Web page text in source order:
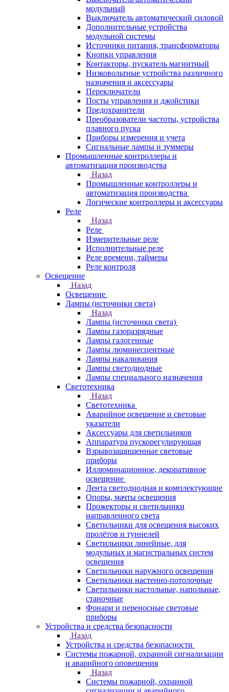
модульный
Выключатель автоматический силовой
Дополнительные устройства
модульной системы
Источники питания, трансформаторы
Кнопки управления
Контакторы, пускатель магнитный
Низковольтные устройства различного
назначения и аксессуары
Переключатели
Посты управления и джойстики
Предохранители
Преобразователи частоты, устройства
плавного пуска
Приборы измерения и учета
Сигнальные лампы и зуммеры
Промышленные контроллеры и
автоматизация производства
Назад
Промышленные контроллеры и
автоматизация производства
Логические контроллеры и аксессуары
Реле
Назад
Реле
Измерительные реле
Исполнительные реле
Реле времени, таймеры
Реле контроля
Освещение
Назад
Освещение
Лампы (источники света)
Назад
Лампы (источники света)
Лампы газоразрядные
Лампы галогенные
Лампы люминесцентные
Лампы накаливания
Лампы светодиодные
Лампы специального назначения
Светотехника
Назад
Светотехника
Аварийное освещение и световые
указатели
Аксессуары для светильников
Аппаратура пускорегулирующая
Взрывозащищенные световые
приборы
Иллюминационное, декоративное
освещение
Лента светодиодная и комплектующие
Опоры, мачты освещения
Прожекторы и светильники
направленного света
Светильники для освещения высоких
пролётов и туннелей
Светильники линейные, для
модульных и магистральных систем
освещения
Светильники наружного освещения
Светильники настенно-потолочные
Светильники настольные, напольные,
станочные
Фонари и переносные световые
приборы
Устройства и средства безопасности
Назад
Устройства и средства безопасности
Системы пожарной, охранной сигнализации
и аварийного оповещения
Назад
Системы пожарной, охранной